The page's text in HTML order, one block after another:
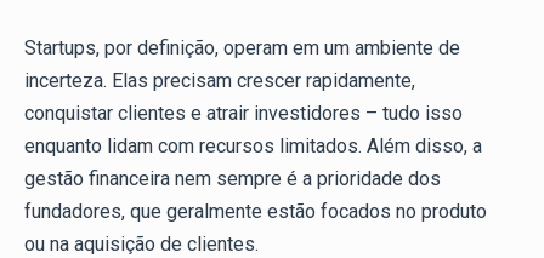
Startups, por definição, operam em um ambiente de
incerteza. Elas precisam crescer rapidamente,
conquistar clientes e atrair investidores – tudo isso
enquanto lidam com recursos limitados. Além disso, a
gestão financeira nem sempre é a prioridade dos
fundadores, que geralmente estão focados no produto
ou na aquisição de clientes.